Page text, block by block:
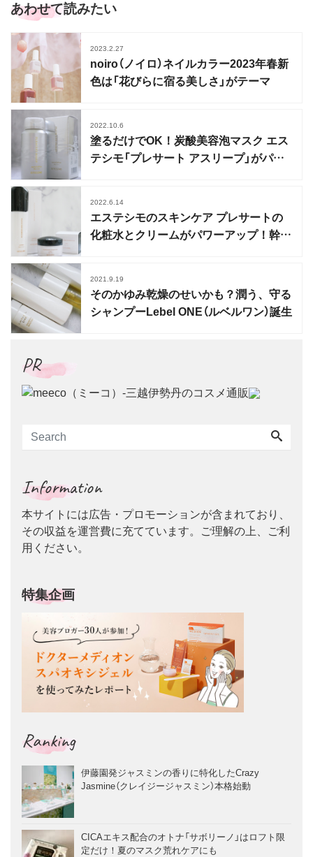
あわせて読みたい
2023.2.27
noiro（ノイロ）ネイルカラー2023年春新
色は「花びらに宿る美しさ」がテーマ
2022.10.6
塗るだけでOK！炭酸美容泡マスク エス
テシモ「プレサート アスリープ」がパワ
2022.6.14
エステシモのスキンケア プレサートの
化粧水とクリームがパワーアップ！幹細
2021.9.19
そのかゆみ乾燥のせいかも？潤う、守る
シャンプーLebel ONE（ルベルワン）誕生
PR
Information
本サイトには広告・プロモーションが含まれており、
その収益を運営費に充てています。ご理解の上、ご利
用ください。
特集企画
Ranking
伊藤園発ジャスミンの香りに特化したCrazy
Jasmine（クレイジージャスミン）本格始動
CICAエキス配合のオトナ「サボリーノ」はロフト限
定だけ！夏のマスク荒れケアにも